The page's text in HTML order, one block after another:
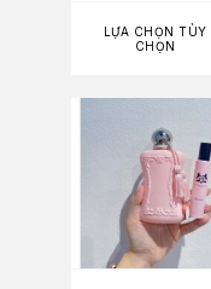
LỰA CHỌN TÙY
CHỌN